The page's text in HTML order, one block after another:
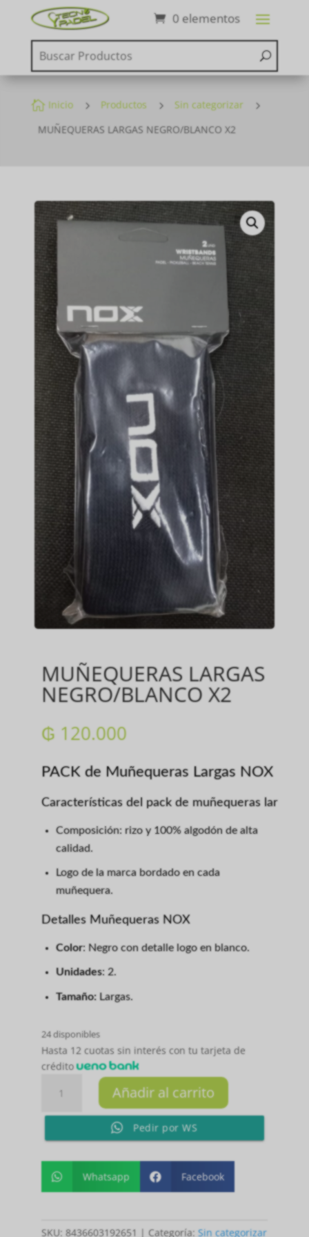
0 elementos
 Inicio 5 Productos 5 Sin categorizar 5
MUÑEQUERAS LARGAS NEGRO/BLANCO X2
MUÑEQUERAS LARGAS
NEGRO/BLANCO X2
₲ 120.000
PACK de Muñequeras Largas NOX
Características del pack de muñequeras largas
Composición: rizo y 100% algodón de alta
calidad.
Logo de la marca bordado en cada
muñequera.
Detalles Muñequeras NOX
Color: Negro con detalle logo en blanco.
Unidades: 2.
Tamaño:Largas.
24 disponibles
Hasta 12 cuotas sin interés con tu tarjeta de
crédito
MUÑEQUERAS
LARGAS
NEGRO/BLANCO
cantidad
Añadir al carrito
Pedir por WS
 Whatsapp  Facebook
SKU: 8436603192651 Categoría: Sin categorizar